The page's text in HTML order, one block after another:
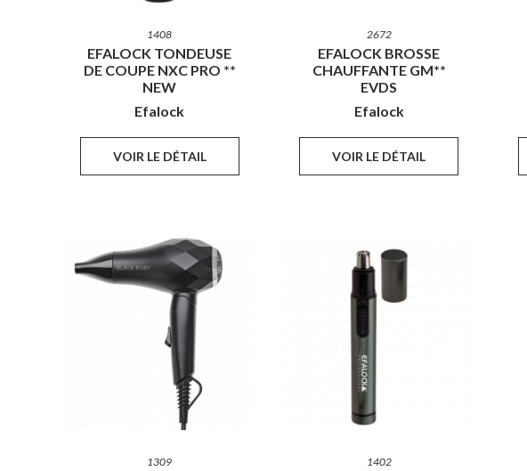
1408
EFALOCK TONDEUSE
DE COUPE NXC PRO **
NEW
Efalock
VOIR LE DÉTAIL
2672
EFALOCK BROSSE
CHAUFFANTE GM**
EVDS
Efalock
VOIR LE DÉTAIL
1309 1402